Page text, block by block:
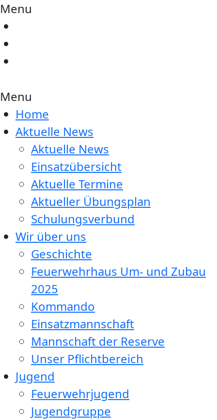
Menu
Menu
Home
Aktuelle News
Aktuelle News
Einsatzübersicht
Aktuelle Termine
Aktueller Übungsplan
Schulungsverbund
Wir über uns
Geschichte
Feuerwehrhaus Um- und Zubau
2025
Kommando
Einsatzmannschaft
Mannschaft der Reserve
Unser Pflichtbereich
Jugend
Feuerwehrjugend
Jugendgruppe